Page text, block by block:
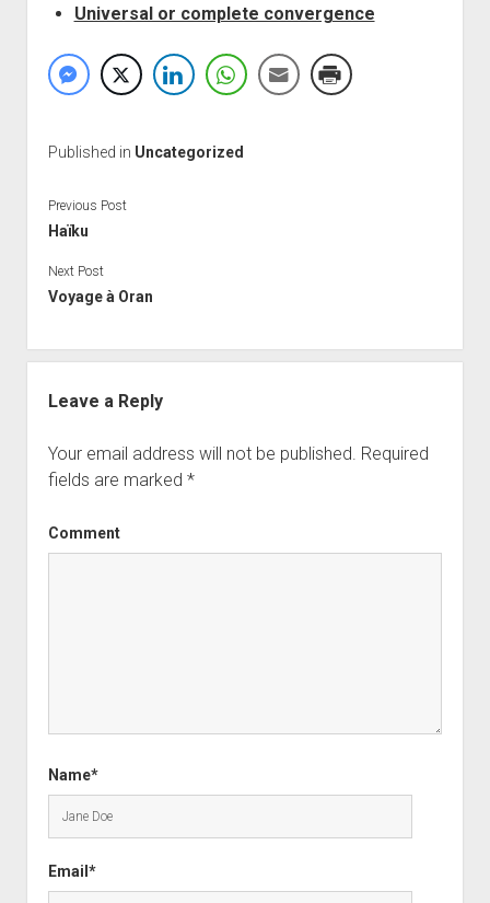
Universal or complete convergence
Published in Uncategorized
Previous Post
Haïku
Next Post
Voyage à Oran
Leave a Reply
Your email address will not be published. Required
fields are marked *
Comment
Name*
Email*